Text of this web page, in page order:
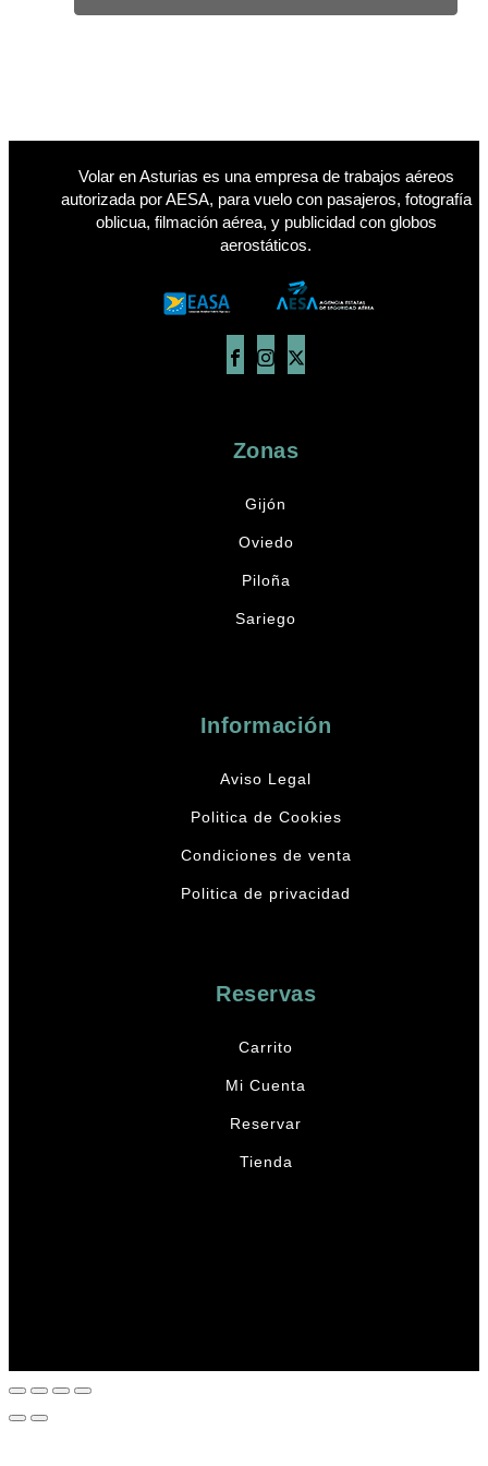
Volar en Asturias es una empresa de trabajos aéreos
autorizada por AESA, para vuelo con pasajeros, fotografía
oblicua, filmación aérea, y publicidad con globos
aerostáticos.
Zonas
Gijón
Oviedo
Piloña
Sariego
Información
Aviso Legal
Politica de Cookies
Condiciones de venta
Politica de privacidad
Reservas
Carrito
Mi Cuenta
Reservar
Tienda